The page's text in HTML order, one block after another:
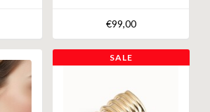
€99,00
SALE